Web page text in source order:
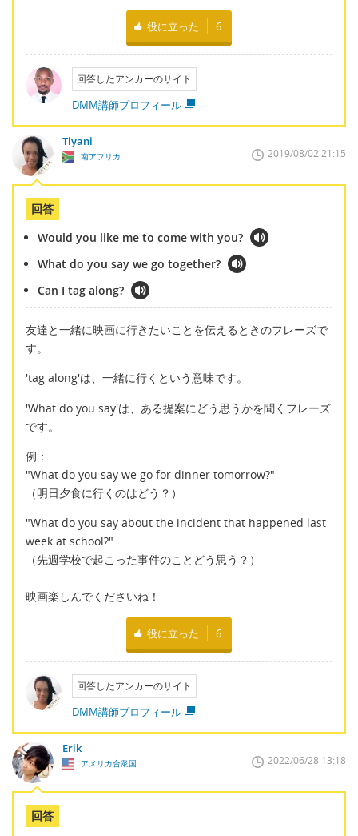
役に立った 6
回答したアンカーのサイト
DMM講師プロフィール
Tiyani
南アフリカ 2019/08/02 21:15
回答
Would you like me to come with you?
What do you say we go together?
Can I tag along?
友達と一緒に映画に行きたいことを伝えるときのフレーズで
す。
'tag along'は、一緒に行くという意味です。
'What do you say'は、ある提案にどう思うかを聞くフレーズ
です。
例：
"What do you say we go for dinner tomorrow?"
（明日夕食に行くのはどう？）
"What do you say about the incident that happened last
week at school?"
（先週学校で起こった事件のことどう思う？）
映画楽しんでくださいね！
役に立った 6
回答したアンカーのサイト
DMM講師プロフィール
Erik
アメリカ合衆国 2022/06/28 13:18
回答